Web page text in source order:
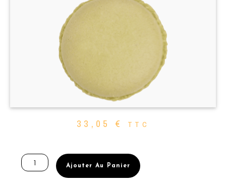
33,05 € TTC
de
BOÎTE
Ajouter Au Panier